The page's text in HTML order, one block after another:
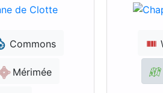
Commons
Mérimée